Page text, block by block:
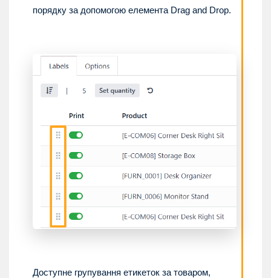
порядку за допомогою елемента Drag and Drop.
Доступне групування етикеток за товаром,